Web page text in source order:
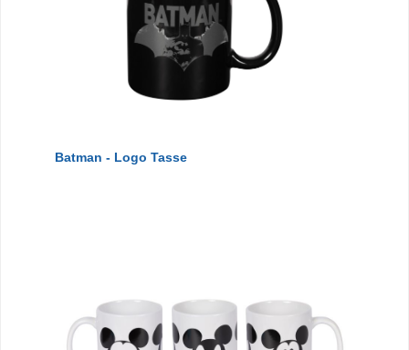
Batman - Logo Tasse